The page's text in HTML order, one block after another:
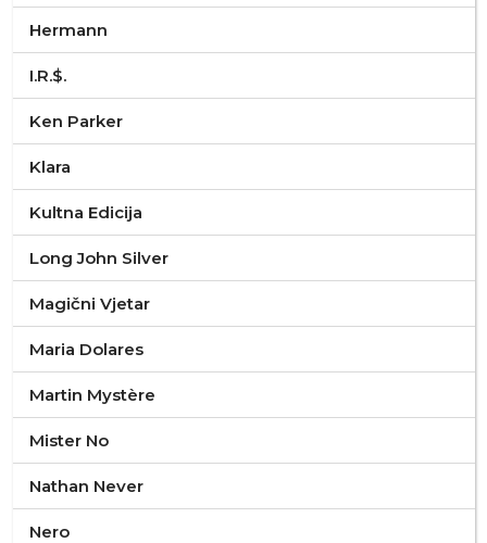
Hermann
I.R.$.
Ken Parker
Klara
Kultna Edicija
Long John Silver
Magični Vjetar
Maria Dolares
Martin Mystère
Mister No
Nathan Never
Nero